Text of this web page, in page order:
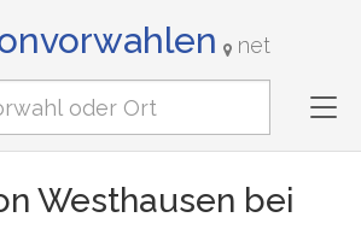
net
Westhausen bei